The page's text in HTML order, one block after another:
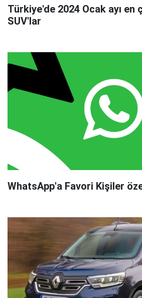
Türkiye'de 2024 Ocak ayı en
SUV'lar
WhatsApp'a Favori Kişiler